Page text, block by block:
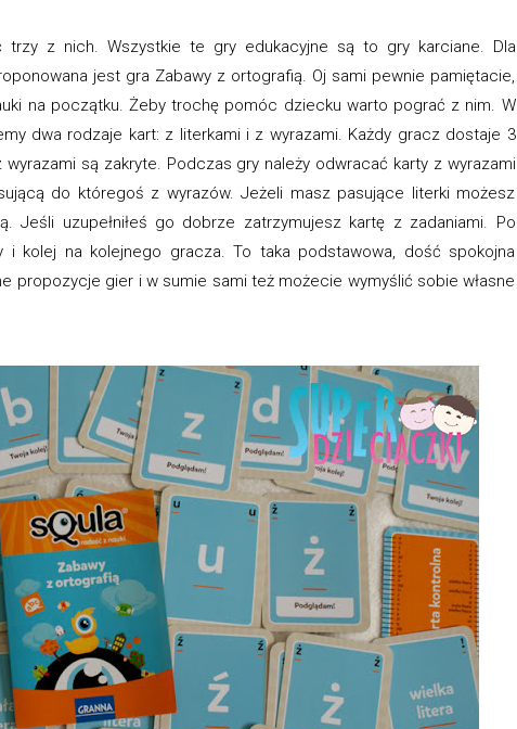
trzy z nich. Wszystkie te gry edukacyjne są to gry karciane. Dla
jest gra Zabawy z ortografią. Oj sami pewnie pamiętacie,
na początku. Żeby trochę pomóc dziecku warto pograć z nim. W
dwa rodzaje kart: z literkami i z wyrazami. Każdy gracz dostaje 3
są zakryte. Podczas gry należy odwracać karty z wyrazami
do któregoś z wyrazów. Jeżeli masz pasujące literki możesz
Jeśli uzupełniłeś go dobrze zatrzymujesz kartę z zadaniami. Po
i kolej na kolejnego gracza. To taka podstawowa, dość spokojna
propozycje gier i w sumie sami też możecie wymyślić sobie własne